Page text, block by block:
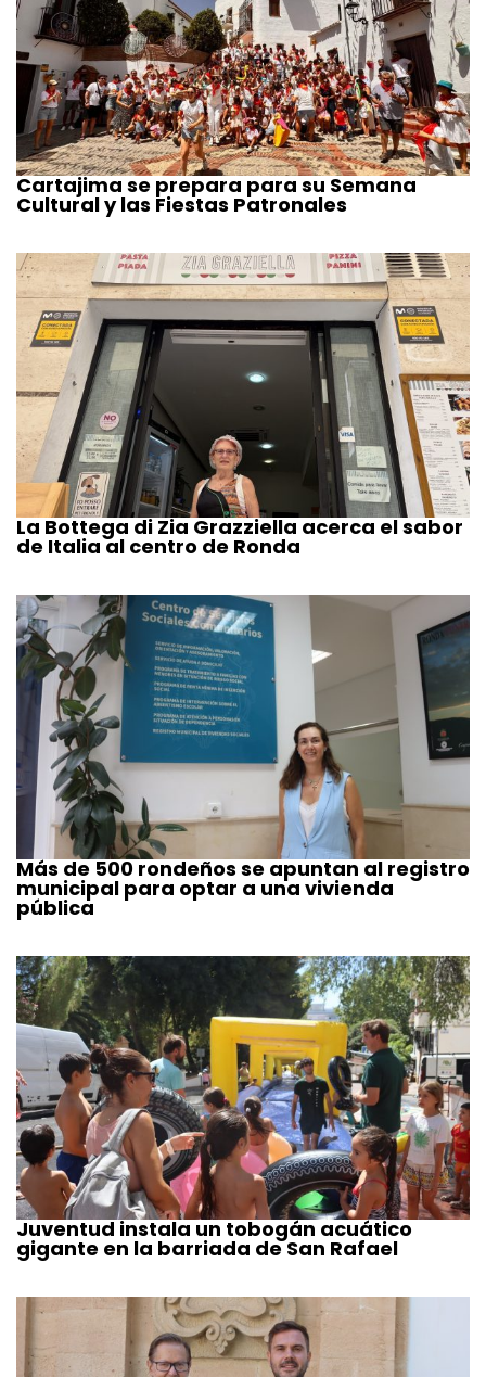
Cartajima se prepara para su Semana
Cultural y las Fiestas Patronales
La Bottega di Zia Grazziella acerca el sabor
de Italia al centro de Ronda
Más de 500 rondeños se apuntan al registro
municipal para optar a una vivienda
pública
Juventud instala un tobogán acuático
gigante en la barriada de San Rafael